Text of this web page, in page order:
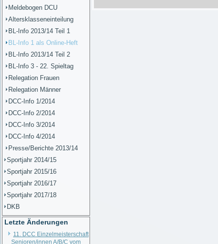
Meldebogen DCU
Altersklasseneinteilung
BL-Info 2013/14 Teil 1
BL-Info 1 als Online-Heft
BL-Info 2013/14 Teil 2
BL-Info 3 - 22. Spieltag
Relegation Frauen
Relegation Männer
DCC-Info 1/2014
DCC-Info 2/2014
DCC-Info 3/2014
DCC-Info 4/2014
Presse/Berichte 2013/14
Sportjahr 2014/15
Sportjahr 2015/16
Sportjahr 2016/17
Sportjahr 2017/18
DKB
Letzte Änderungen
11. DCC Einzelmeisterschaft
Senioren/innen A/B/C vom